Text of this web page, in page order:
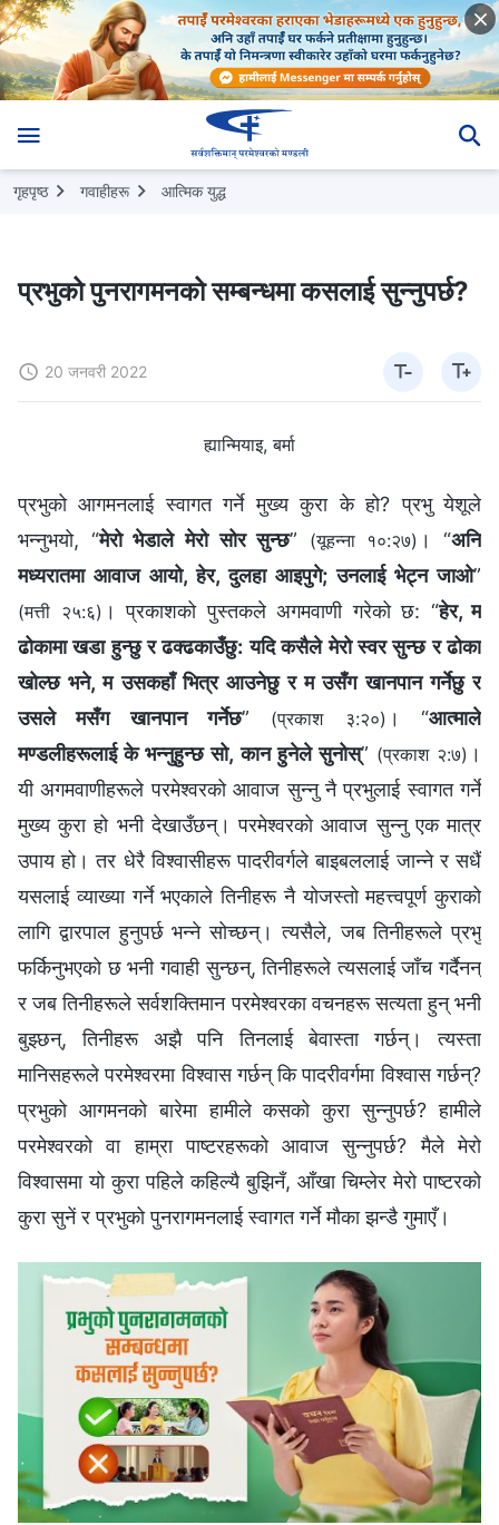
गृहपृष्ठ गवाहीहरू आत्मिक युद्ध
प्रभुको पुनरागमनको सम्बन्धमा कसलाई सुन्‍नुपर्छ?
20 जनवरी 2022
ह्यान्मियाइ, बर्मा
प्रभुको आगमनलाई स्वागत गर्ने मुख्य कुरा के हो? प्रभु येशूले
भन्नुभयो, “मेरो भेडाले मेरो सोर सुन्छ” (यूहन्‍ना १०:२७) । “अनि
मध्यरातमा आवाज आयो, हेर, दुलहा आइपुगे; उनलाई भेट्न जाओ”
(मत्ती २५:६) । प्रकाशको पुस्तकले अगमवाणी गरेको छ: “हेर, म
ढोकामा खडा हुन्छु र ढक्‍ढकाउँछु: यदि कसैले मेरो स्वर सुन्‍छ र ढोका
खोल्‍छ भने, म उसकहाँ भित्र आउनेछु र म उसँग खानपान गर्नेछु र
उसले मसँग खानपान गर्नेछ” (प्रकाश ३:२०) । “आत्माले
मण्डलीहरूलाई के भन्‍नुहुन्छ सो, कान हुनेले सुनोस्” (प्रकाश २:७) ।
यी अगमवाणीहरूले परमेश्‍वरको आवाज सुन्‍नु नै प्रभुलाई स्वागत गर्ने
मुख्य कुरा हो भनी देखाउँछन्। परमेश्‍वरको आवाज सुन्‍नु एक मात्र
उपाय हो। तर धेरै विश्‍वासीहरू पादरीवर्गले बाइबललाई जान्‍ने र सधैं
यसलाई व्याख्या गर्ने भएकाले तिनीहरू नै योजस्तो महत्त्वपूर्ण कुराको
लागि द्वारपाल हुनुपर्छ भन्‍ने सोच्छन्। त्यसैले, जब तिनीहरूले प्रभु
फर्किनुभएको छ भनी गवाही सुन्छन्, तिनीहरूले त्यसलाई जाँच गर्दैनन्
र जब तिनीहरूले सर्वशक्तिमान परमेश्‍वरका वचनहरू सत्यता हुन् भनी
बुझ्छन्, तिनीहरू अझै पनि तिनलाई बेवास्ता गर्छन्। त्यस्ता
मानिसहरूले परमेश्‍वरमा विश्‍वास गर्छन् कि पादरीवर्गमा विश्‍वास गर्छन्?
प्रभुको आगमनको बारेमा हामीले कसको कुरा सुन्‍नुपर्छ? हामीले
परमेश्‍वरको वा हाम्रा पाष्टरहरूको आवाज सुन्‍नुपर्छ? मैले मेरो
विश्‍वासमा यो कुरा पहिले कहिल्यै बुझिनँ, आँखा चिम्लेर मेरो पाष्टरको
कुरा सुनें र प्रभुको पुनरागमनलाई स्वागत गर्ने मौका झन्डै गुमाएँ।